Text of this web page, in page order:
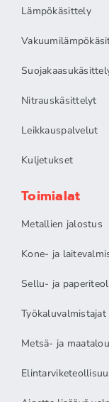
Lämpökäsittely
Nitrauskäsittelyt
Leikkauspalvelut
Kuljetukset
Toimialat
Metallien jalostus
Kone- ja
Sellu- ja
Työkaluvalmistajat
Metsä- ja